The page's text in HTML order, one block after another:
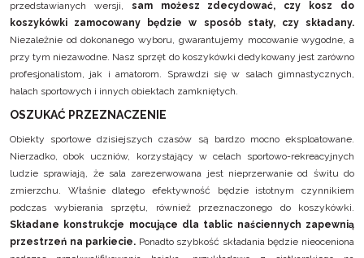
przedstawianych wersji, sam możesz zdecydować, czy kosz do
koszykówki zamocowany będzie w sposób stały, czy składany.
Niezależnie od dokonanego wyboru, gwarantujemy mocowanie wygodne, a
przy tym niezawodne. Nasz sprzęt do koszykówki dedykowany jest zarówno
profesjonalistom, jak i amatorom. Sprawdzi się w salach gimnastycznych,
halach sportowych i innych obiektach zamkniętych.
OSZUKAĆ PRZEZNACZENIE
Obiekty sportowe dzisiejszych czasów są bardzo mocno eksploatowane.
Nierzadko, obok uczniów, korzystający w celach sportowo-rekreacyjnych
ludzie sprawiają, że sala zarezerwowana jest nieprzerwanie od świtu do
zmierzchu. Właśnie dlatego efektywność będzie istotnym czynnikiem
podczas wybierania sprzętu, również przeznaczonego do koszykówki.
Składane konstrukcje mocujące dla tablic naściennych zapewnią
przestrzeń na parkiecie. Ponadto szybkość składania będzie nieoceniona